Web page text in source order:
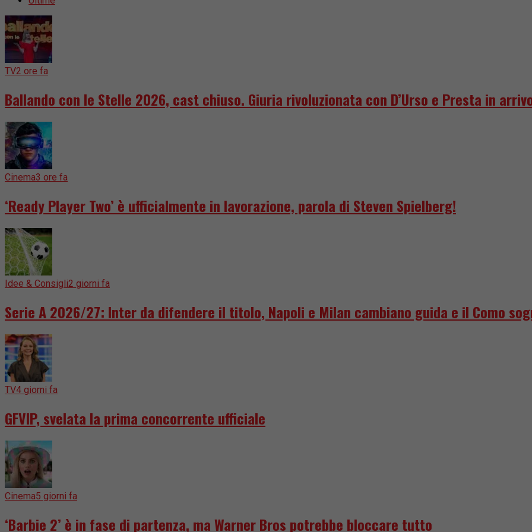
TV2 ore fa
Ballando con le Stelle 2026, cast chiuso. Giuria rivoluzionata con D’Urso e Presta in
Cinema3 ore fa
‘Ready Player Two’ è ufficialmente in lavorazione, parola di Steven Spielberg!
Idee & Consigli2 giorni fa
Serie A 2026/27: Inter da difendere il titolo, Napoli e Milan cambiano guida e il Como
TV4 giorni fa
GFVIP, svelata la prima concorrente ufficiale
Cinema5 giorni fa
‘Barbie 2’ è in fase di partenza, ma Warner Bros potrebbe bloccare tutto